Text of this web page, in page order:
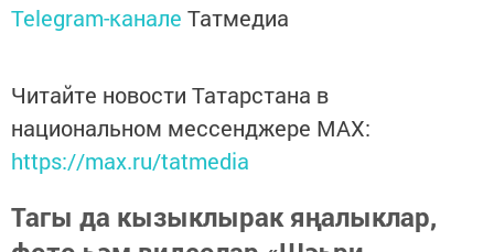
Telegram-канале Татмедиа
Читайте новости Татарстана в
национальном мессенджере MАХ:
https://max.ru/tatmedia
Тагы да кызыклырак яңалыклар,